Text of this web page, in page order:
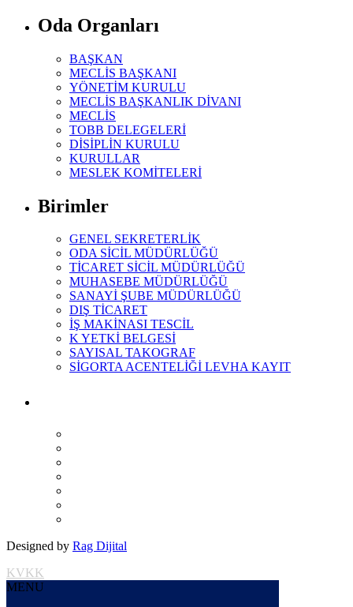
Oda Organları
BAŞKAN
MECLİS BAŞKANI
YÖNETİM KURULU
MECLİS BAŞKANLIK DİVANI
MECLİS
TOBB DELEGELERİ
DİSİPLİN KURULU
KURULLAR
MESLEK KOMİTELERİ
Birimler
GENEL SEKRETERLİK
ODA SİCİL MÜDÜRLÜĞÜ
TİCARET SİCİL MÜDÜRLÜĞÜ
MUHASEBE MÜDÜRLÜĞÜ
SANAYİ ŞUBE MÜDÜRLÜĞÜ
DIŞ TİCARET
İŞ MAKİNASI TESCİL
K YETKİ BELGESİ
SAYISAL TAKOGRAF
SİGORTA ACENTELİĞİ LEVHA KAYIT
Designed by Rag Dijital
KVKK
MENU